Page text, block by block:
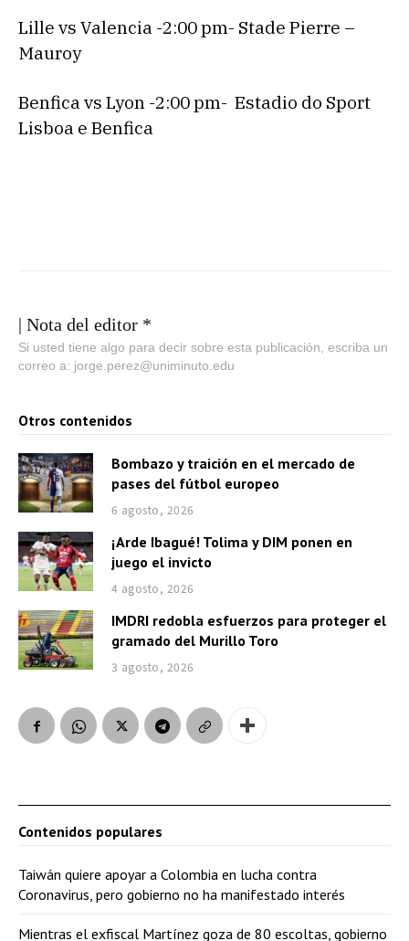
Lille vs Valencia -2:00 pm- Stade Pierre –
Mauroy
Benfica vs Lyon -2:00 pm- Estadio do Sport
Lisboa e Benfica
| Nota del editor *
Si usted tiene algo para decir sobre esta publicación, escriba un
correo a: jorge.perez@uniminuto.edu
Otros contenidos
Bombazo y traición en el mercado de
pases del fútbol europeo
6 agosto, 2026
¡Arde Ibagué! Tolima y DIM ponen en
juego el invicto
4 agosto, 2026
IMDRI redobla esfuerzos para proteger el
gramado del Murillo Toro
3 agosto, 2026
Contenidos populares
Taiwán quiere apoyar a Colombia en lucha contra
Coronavirus, pero gobierno no ha manifestado interés
Mientras el exfiscal Martínez goza de 80 escoltas, gobierno